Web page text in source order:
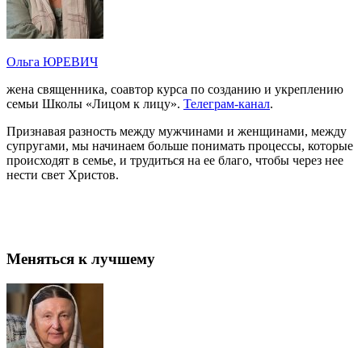
Ольга ЮРЕВИЧ
жена священника, соавтор курса по созданию и укреплению
семьи Школы «Лицом к лицу». Телеграм-канал.
Признавая разность между мужчинами и женщинами, между
супругами, мы начинаем больше понимать процессы, которые
происходят в семье, и трудиться на ее благо, чтобы через нее
нести свет Христов.
Меняться к лучшему